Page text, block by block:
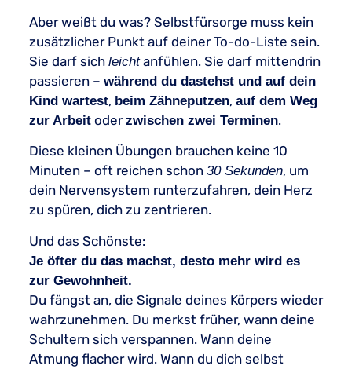
Aber weißt du was? Selbstfürsorge muss kein
zusätzlicher Punkt auf deiner To-do-Liste sein.
Sie darf sich leichtanfühlen. Sie darf mittendrin
passieren – während du dastehst und auf dein
Kind wartest, beim Zähneputzen, auf dem Weg
zur Arbeit oderzwischen zwei Terminen.
Diese kleinen Übungen brauchen keine 10
Minuten – oft reichen schon 30 Sekunden, um
dein Nervensystem runterzufahren, dein Herz
zu spüren, dich zu zentrieren.
Und das Schönste:
Je öfter du das machst, desto mehr wird es
zur Gewohnheit.
Du fängst an, die Signale deines Körpers wieder
wahrzunehmen. Du merkst früher, wann deine
Schultern sich verspannen. Wann deine
Atmung flacher wird. Wann du dich selbst